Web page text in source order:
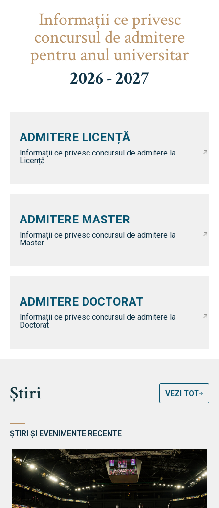
Informaţii ce privesc
concursul de admitere
pentru anul universitar
2026 - 2027
ADMITERE LICENȚĂ
Informații ce privesc concursul de admitere la
Licență
ADMITERE MASTER
Informații ce privesc concursul de admitere la
Master
ADMITERE DOCTORAT
Informații ce privesc concursul de admitere la
Doctorat
Știri VEZI TOT
ȘTIRI ȘI EVENIMENTE RECENTE